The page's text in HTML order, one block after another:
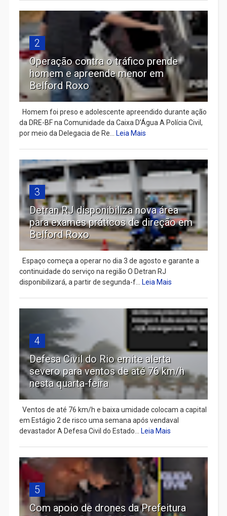
2
Operação contra o tráfico prende
homem e apreende menor em
Belford Roxo
Homem foi preso e adolescente apreendido durante ação
da DRE-BF na Comunidade da Caixa D’Água A Polícia Civil,
por meio da Delegacia de Re... Leia Mais
3
Detran RJ disponibiliza nova área
para exames práticos de direção em
Belford Roxo
Espaço começa a operar no dia 3 de agosto e garante a
continuidade do serviço na região O Detran RJ
disponibilizará, a partir de segunda-f... Leia Mais
4
Defesa Civil do Rio emite alerta
severo para ventos de até 76 km/h
nesta quarta-feira
Ventos de até 76 km/h e baixa umidade colocam a capital
em Estágio 2 de risco uma semana após vendaval
devastador A Defesa Civil do Estado... Leia Mais
5
Com apoio de drones da Prefeitura